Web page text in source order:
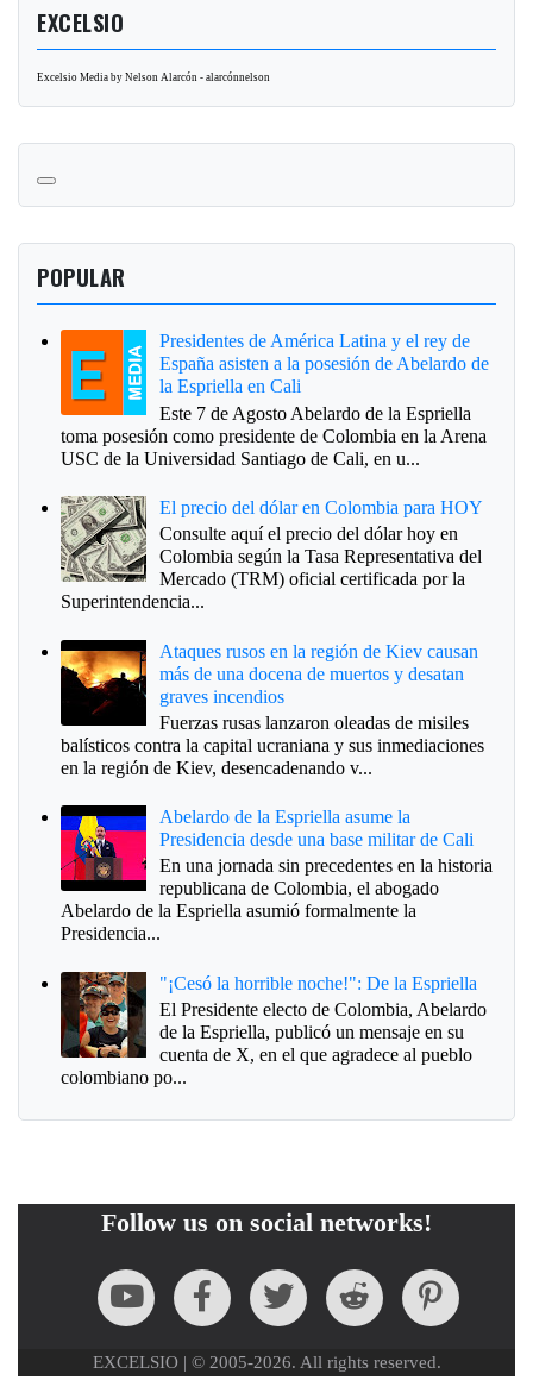
EXCELSIO
Excelsio Media by Nelson Alarcón - alarcónnelson
POPULAR
Presidentes de América Latina y el rey de
España asisten a la posesión de Abelardo de
la Espriella en Cali
Este 7 de Agosto Abelardo de la Espriella
toma posesión como presidente de Colombia en la Arena
USC de la Universidad Santiago de Cali, en u...
El precio del dólar en Colombia para HOY
Consulte aquí el precio del dólar hoy en
Colombia según la Tasa Representativa del
Mercado (TRM) oficial certificada por la
Superintendencia...
Ataques rusos en la región de Kiev causan
más de una docena de muertos y desatan
graves incendios
Fuerzas rusas lanzaron oleadas de misiles
balísticos contra la capital ucraniana y sus inmediaciones
en la región de Kiev, desencadenando v...
Abelardo de la Espriella asume la
Presidencia desde una base militar de Cali
En una jornada sin precedentes en la historia
republicana de Colombia, el abogado
Abelardo de la Espriella asumió formalmente la
Presidencia...
"¡Cesó la horrible noche!": De la Espriella
El Presidente electo de Colombia, Abelardo
de la Espriella, publicó un mensaje en su
cuenta de X, en el que agradece al pueblo
colombiano po...
Follow us on social networks!
EXCELSIO | © 2005-2026. All rights reserved.